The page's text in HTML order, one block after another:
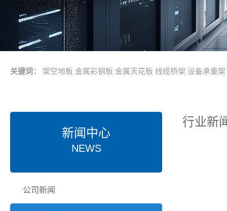
关键词： 架空地板 金属彩钢板 金属天花板 线缆桥架 设备承重架
新闻中心
NEWS
公司新闻
行业新